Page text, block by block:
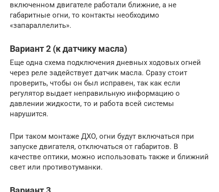
включенном двигателе работали ближние, а не
габаритные огни, то контакты необходимо
«запараллелить».
Вариант 2 (к датчику масла)
Еще одна схема подключения дневных ходовых огней
через реле задействует датчик масла. Сразу стоит
проверить, чтобы он был исправен, так как если
регулятор выдает неправильную информацию о
давлении жидкости, то и работа всей системы
нарушится.
При таком монтаже ДХО, огни будут включаться при
запуске двигателя, отключаться от габаритов. В
качестве оптики, можно использовать также и ближний
свет или противотуманки.